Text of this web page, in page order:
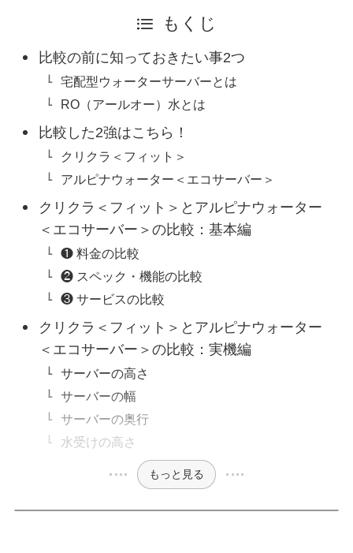
もくじ
比較の前に知っておきたい事2つ
宅配型ウォーターサーバーとは
RO（アールオー）水とは
比較した2強はこちら！
クリクラ＜フィット＞
アルピナウォーター＜エコサーバー＞
クリクラ＜フィット＞とアルピナウォーター
＜エコサーバー＞の比較：基本編
❶ 料金の比較
❷ スペック・機能の比較
❸ サービスの比較
クリクラ＜フィット＞とアルピナウォーター
＜エコサーバー＞の比較：実機編
サーバーの高さ
サーバーの幅
サーバーの奥行
水受けの高さ
もっと見る